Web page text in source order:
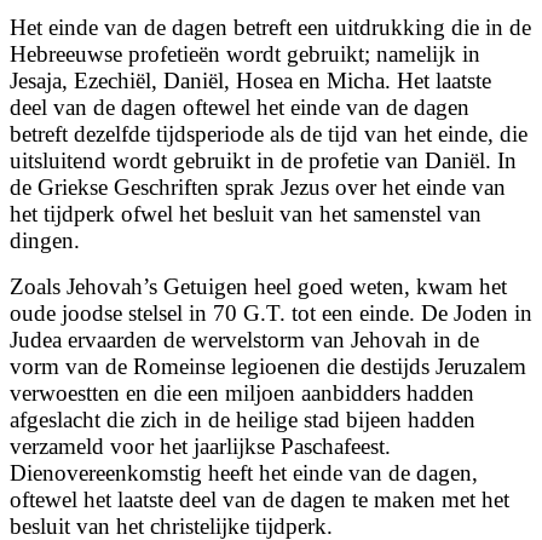
Het einde van de dagen betreft een uitdrukking die in de
Hebreeuwse profetieën wordt gebruikt; namelijk in
Jesaja, Ezechiël, Daniël, Hosea en Micha. Het laatste
deel van de dagen oftewel het einde van de dagen
betreft dezelfde tijdsperiode als de tijd van het einde, die
uitsluitend wordt gebruikt in de profetie van Daniël. In
de Griekse Geschriften sprak Jezus over het einde van
het tijdperk ofwel het besluit van het samenstel van
dingen.
Zoals Jehovah’s Getuigen heel goed weten, kwam het
oude joodse stelsel in 70 G.T. tot een einde. De Joden in
Judea ervaarden de wervelstorm van Jehovah in de
vorm van de Romeinse legioenen die destijds Jeruzalem
verwoestten en die een miljoen aanbidders hadden
afgeslacht die zich in de heilige stad bijeen hadden
verzameld voor het jaarlijkse Paschafeest.
Dienovereenkomstig heeft het einde van de dagen,
oftewel het laatste deel van de dagen te maken met het
besluit van het christelijke tijdperk.